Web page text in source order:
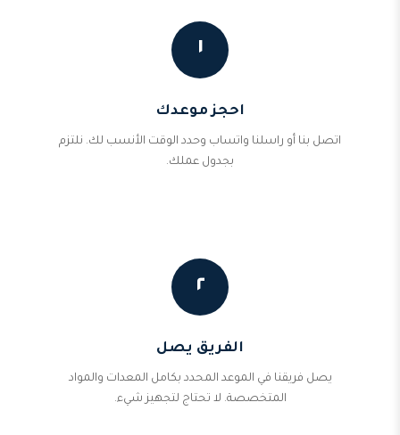
١
احجز موعدك
اتصل بنا أو راسلنا واتساب وحدد الوقت الأنسب لك. نلتزم
بجدول عملك.
٢
الفريق يصل
يصل فريقنا في الموعد المحدد بكامل المعدات والمواد
المتخصصة. لا تحتاج لتجهيز شيء.